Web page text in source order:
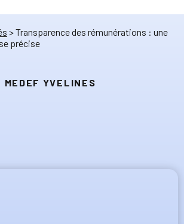
>Transparence des rémunérations : une
précise
MEDEF YVELINES